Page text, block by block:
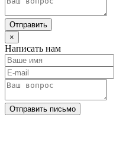
Отправить
×
Написать нам
Отправить письмо